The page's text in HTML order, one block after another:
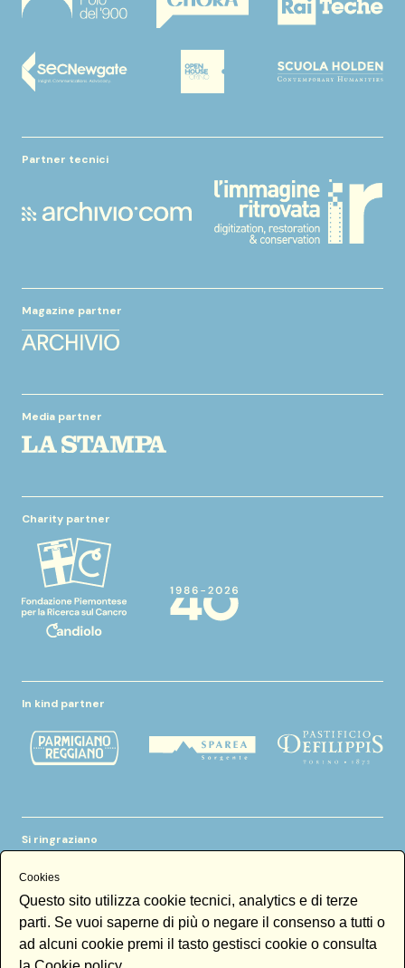
Partner tecnici
Magazine partner
Media partner
Charity partner
In kind partner
Si ringraziano
Cookies
Questo sito utilizza cookie tecnici, analytics e di terze
parti. Se vuoi saperne di più o negare il consenso a tutti o
ad alcuni cookie premi il tasto gestisci cookie o consulta